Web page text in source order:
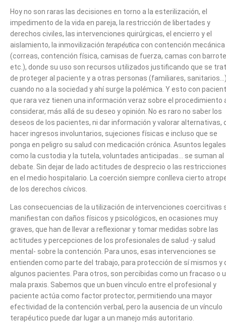
Hoy no son raras las decisiones en torno a la esterilización, el
impedimento de la vida en pareja, la restricción de libertades y
derechos civiles, las intervenciones quirúrgicas, el encierro y el
aislamiento, la inmovilización terapéutica con contención mecánica
(correas, contención física, camisas de fuerza, camas con
etc.), donde su uso son recursos utilizados justificando que se
de proteger al paciente y a otras personas (familiares,
cuando no a la sociedad y ahí surge la polémica. Y esto con
que rara vez tienen una información veraz sobre el procedimiento
considerar, más allá de su deseo y opinión. No es raro no saber los
deseos de los pacientes, ni dar información y valorar alternativas,
hacer ingresos involuntarios, sujeciones físicas e incluso que se
ponga en peligro su salud con medicación crónica. Asuntos legales
como la custodia y la tutela, voluntades anticipadas… se suman al
debate. Sin dejar de lado actitudes de desprecio o las
en el medio hospitalario. La coerción siempre conlleva cierto
de los derechos cívicos.
Las consecuencias de la utilización de intervenciones coercitivas
manifiestan con daños físicos y psicológicos, en ocasiones muy
graves, que han de llevar a reflexionar y tomar medidas sobre las
actitudes y percepciones de los profesionales de salud -y salud
mental- sobre la contención. Para unos, esas intervenciones se
entienden como parte del trabajo, para protección de sí mismos y
algunos pacientes. Para otros, son percibidas como un fracaso o
mala praxis. Sabemos que un buen vínculo entre el profesional y
paciente actúa como factor protector, permitiendo una mayor
efectividad de la contención verbal, pero la ausencia de un vínculo
terapéutico puede dar lugar a un manejo más autoritario.